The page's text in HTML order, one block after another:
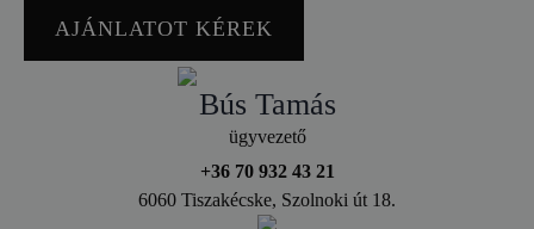
AJÁNLATOT KÉREK
Bús Tamás
ügyvezető
+36 70 932 43 21
6060 Tiszakécske, Szolnoki út 18.